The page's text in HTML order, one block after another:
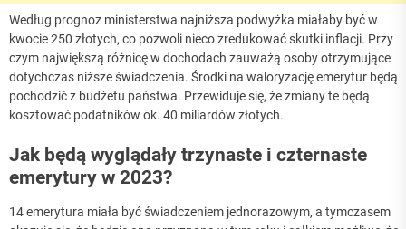
Według prognoz ministerstwa najniższa podwyżka miałaby być w
kwocie 250 złotych, co pozwoli nieco zredukować skutki inflacji. Przy
czym największą różnicę w dochodach zauważą osoby otrzymujące
dotychczas niższe świadczenia. Środki na waloryzację emerytur będą
pochodzić z budżetu państwa. Przewiduje się, że zmiany te będą
kosztować podatników ok. 40 miliardów złotych.
Jak będą wyglądały trzynaste i czternaste
emerytury w 2023?
14 emerytura miała być świadczeniem jednorazowym, a tymczasem